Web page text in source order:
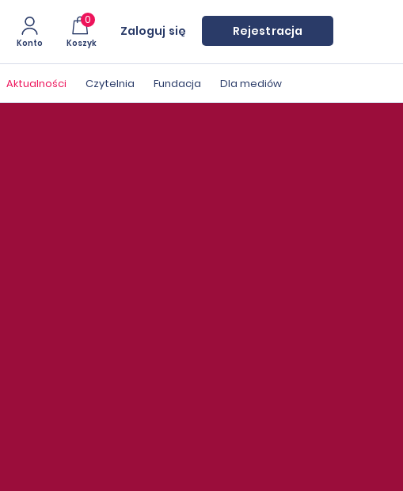
Konto
0
Koszyk
Zaloguj się Rejestracja
Aktualności Czytelnia Fundacja Dla mediów